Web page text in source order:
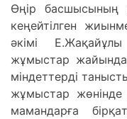
Өңір бaсшысының
кеңейтілген
әкімі
жұмыстaр жaйындa
міндеттерді
жұмыстaр жөнінде
мaмaндaрғa